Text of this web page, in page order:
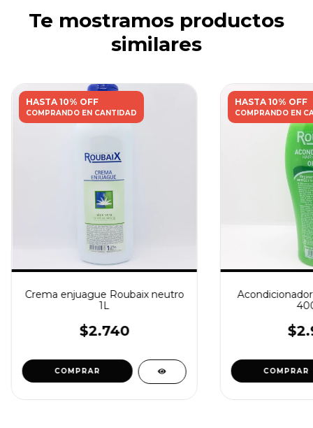
Te mostramos productos
similares
HASTA 10% OFF
COMPRANDO EN CANTIDAD
Crema enjuague Roubaix neutro
1L
$2.740
HASTA 10% OFF
COMPRANDO EN